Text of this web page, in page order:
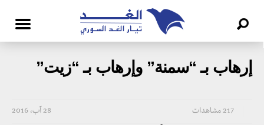
إرهاب بـ “سمنة” وإرهاب بـ “زيت”
28 آب، 2016 217 مشاهدات